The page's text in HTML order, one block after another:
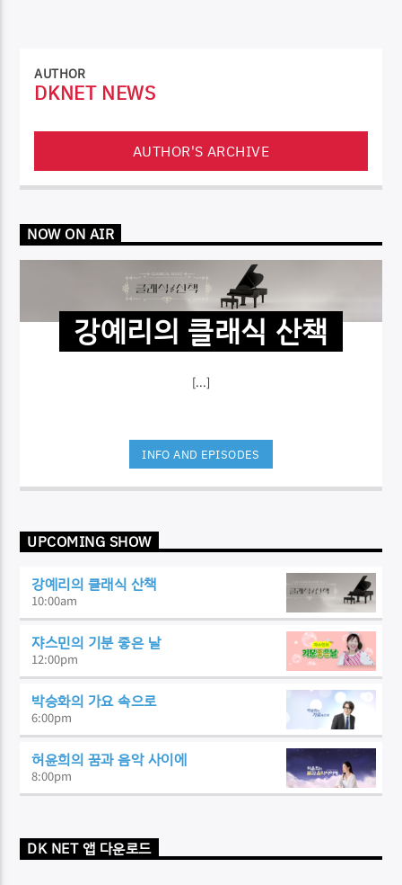
AUTHOR
DKNET NEWS
AUTHOR'S ARCHIVE
NOW ON AIR
강예리의 클래식 산책
[...]
INFO AND EPISODES
UPCOMING SHOW
강예리의 클래식 산책
10:00am
쟈스민의 기분 좋은 날
12:00pm
박승화의 가요 속으로
6:00pm
허윤희의 꿈과 음악 사이에
8:00pm
DK NET 앱 다운로드